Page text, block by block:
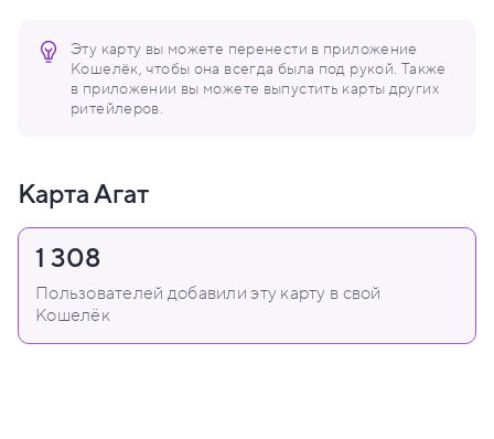
Эту карту вы можете перенести в приложение
Кошелёк, чтобы она всегда была под рукой. Также
в приложении вы можете выпустить карты других
ритейлеров.
Карта Агат
1 308
Пользователей добавили эту карту в свой
Кошелёк